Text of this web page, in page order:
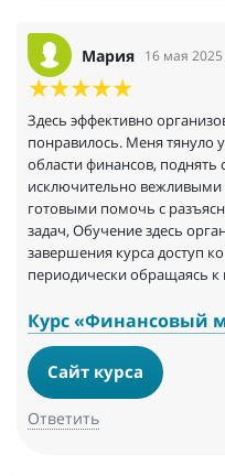
Мария 16 мая
Здесь эффективно
понравилось. Меня тянуло
области финансов,
исключительно
готовыми помочь с
задач, Обучение здесь
завершения курса доступ
периодически обращаясь
Курс «Финансовый
Сайт курса
Ответить